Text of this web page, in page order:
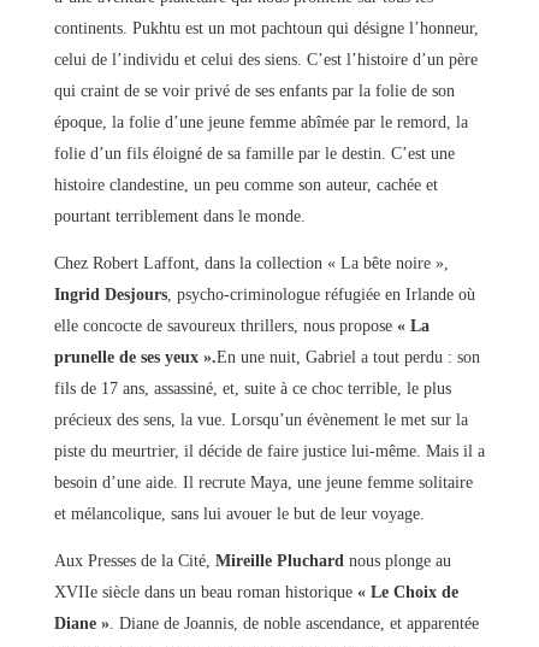
continents. Pukhtu est un mot pachtoun qui désigne l’honneur,
celui de l’individu et celui des siens. C’est l’histoire d’un père
qui craint de se voir privé de ses enfants par la folie de son
époque, la folie d’une jeune femme abîmée par le remord, la
folie d’un fils éloigné de sa famille par le destin. C’est une
histoire clandestine, un peu comme son auteur, cachée et
pourtant terriblement dans le monde.
Chez Robert Laffont, dans la collection « La bête noire »,
Ingrid Desjours, psycho-criminologue réfugiée en Irlande où
elle concocte de savoureux thrillers, nous propose « La
prunelle de ses yeux ».En une nuit, Gabriel a tout perdu : son
fils de 17 ans, assassiné, et, suite à ce choc terrible, le plus
précieux des sens, la vue. Lorsqu’un évènement le met sur la
piste du meurtrier, il décide de faire justice lui-même. Mais il a
besoin d’une aide. Il recrute Maya, une jeune femme solitaire
et mélancolique, sans lui avouer le but de leur voyage.
Aux Presses de la Cité, Mireille Pluchardnous plonge au
XVIIe siècle dans un beau roman historique « Le Choix de
Diane ». Diane de Joannis, de noble ascendance, et apparentée